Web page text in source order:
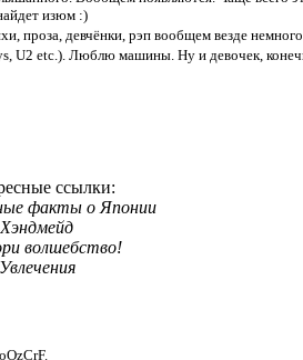
изюм :)
проза, девчёнки, рэп вообщем везде
U2 etc.). Люблю машины. Ну и девочек,
ссылки:
факты о Японии
Хэндмейд
волшебство!
Увлечения